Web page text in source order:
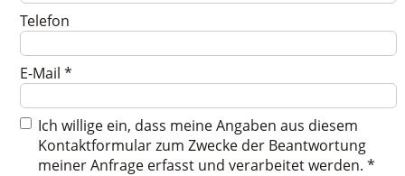
Telefon
E-Mail*
Ich willige ein, dass meine Angaben aus diesem
Kontaktformular zum Zwecke der Beantwortung
meiner Anfrage erfasst und verarbeitet werden.*